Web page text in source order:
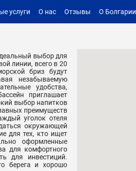
услуги О нас Отзывы О Болгарии
выбор для
линии, всего в 20
бриз будут
незабываемую
удобства,
приглашает
выбор напитков
преимуществ
уголок отеля
окружающей
для тех, кто ищет
оформленные
для комфортного
для инвестиций.
берега и хорошо